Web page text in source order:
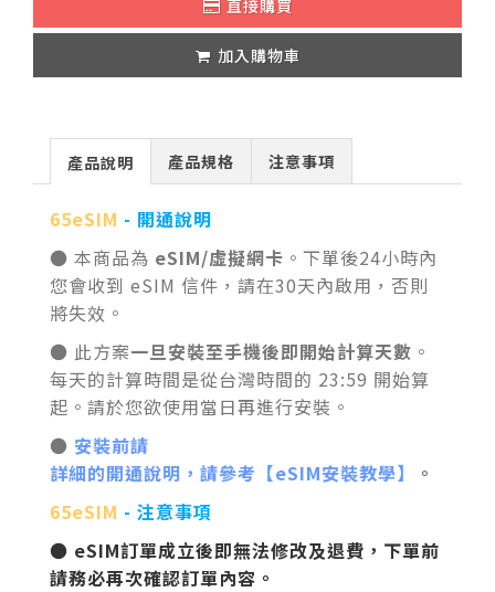
直接購買
加入購物車
產品說明 產品規格 注意事項
65eSIM - 開通說明
● 本商品為 eSIM/虛擬網卡 。下單後24小時內
您會收到 eSIM 信件，請在30天內啟用，否則
將失效。
● 此方案一旦安裝至手機後即開始計算天數 。
每天的計算時間是從台灣時間的 23:59 開始算
起。請於您欲使用當日再進行安裝。
● 安裝前請
詳細的開通說明，請參考【eSIM安裝教學】
。
65eSIM - 注意事項
● eSIM訂單成立後即無法修改及退費，下單前
請務必再次確認訂單內容。